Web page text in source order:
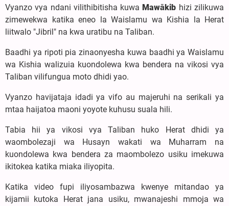
Vyanzo vya ndani vilithibitisha kuwa Mawākib hizi zilikuwa
zimewekwa katika eneo la Waislamu wa Kishia la Herat
liitwalo "Jibril" na kwa uratibu na Taliban.
Baadhi ya ripoti pia zinaonyesha kuwa baadhi ya Waislamu
wa Kishia walizuia kuondolewa kwa bendera na vikosi vya
Taliban vilifungua moto dhidi yao.
Vyanzo havijataja idadi ya vifo au majeruhi na serikali ya
mtaa haijatoa maoni yoyote kuhusu suala hili.
Tabia hii ya vikosi vya Taliban huko Herat dhidi ya
waombolezaji wa Husayn wakati wa Muharram na
kuondolewa kwa bendera za maombolezo usiku imekuwa
ikitokea katika miaka iliyopita.
Katika video fupi iliyosambazwa kwenye mitandao ya
kijamii kutoka Herat jana usiku, mwanajeshi mmoja wa